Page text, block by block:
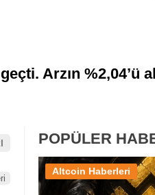
Arzın %2,04’ü
POPÜLER
Altcoin Haberleri